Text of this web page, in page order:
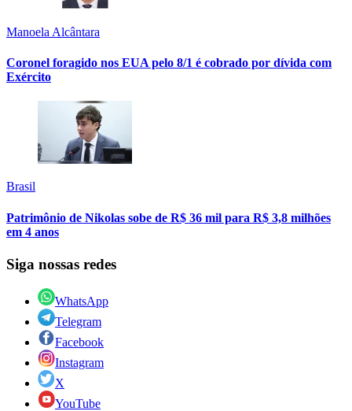
Manoela Alcântara
Coronel foragido nos EUA pelo 8/1 é cobrado por dívida com
Exército
Brasil
Patrimônio de Nikolas sobe de R$ 36 mil para R$ 3,8 milhões
em 4 anos
Siga nossas redes
WhatsApp
Telegram
Facebook
Instagram
X
YouTube